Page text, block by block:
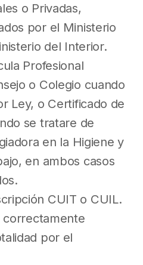
o Privadas,
por el Ministerio
del Interior.
Profesional
o Colegio cuando
Ley, o Certificado de
se tratare de
en la Higiene y
en ambos casos
CUIT o CUIL.
correctamente
por el